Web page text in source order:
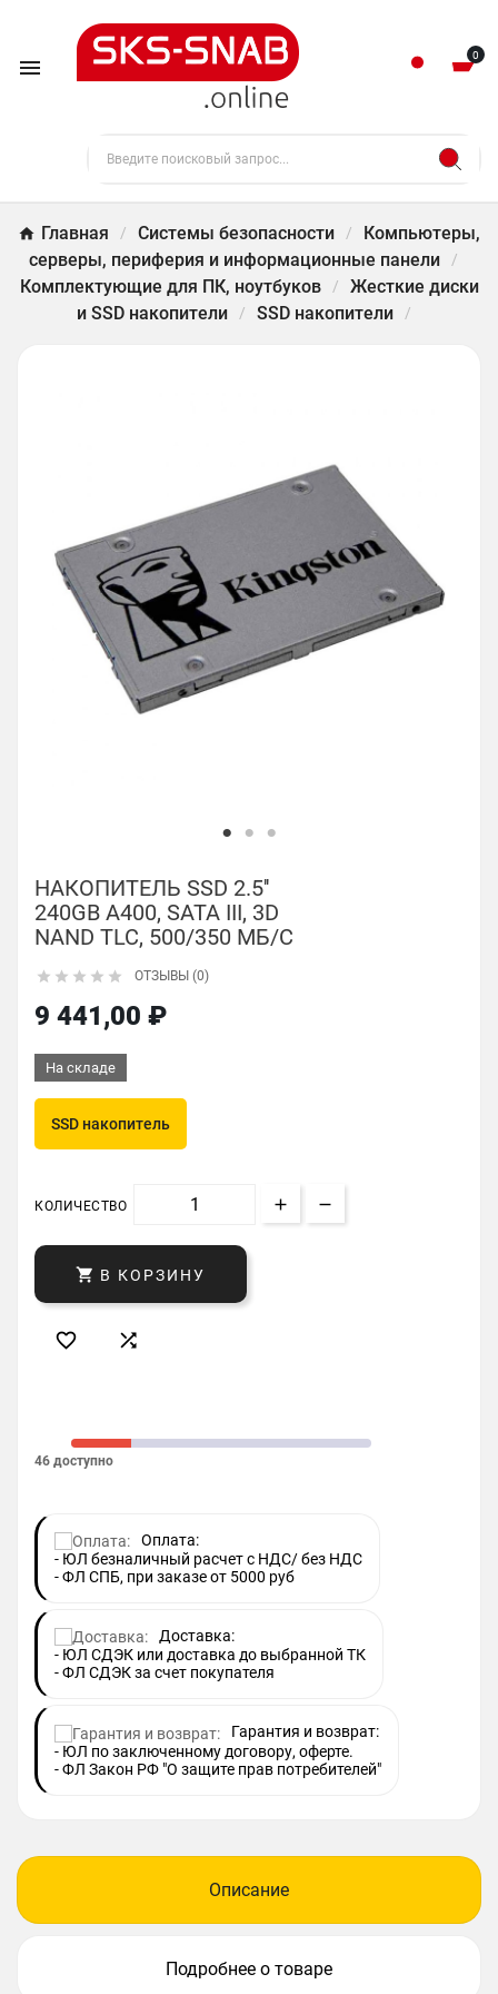
 0
Главная Системы безопасности
Компьютеры,
серверы, периферия и информационные панели
Комплектующие для ПК, ноутбуков
Жесткие диски
и SSD накопители
SSD накопители
НАКОПИТЕЛЬ SSD 2.5''
240GB A400, SATA III, 3D
NAND TLC, 500/350 МБ/С
     ОТЗЫВЫ (0)
9 441,00 ₽
На складе
SSD накопитель
КОЛИЧЕСТВО
 В КОРЗИНУ
 
46 доступно
Оплата:
- ЮЛ безналичный расчет с НДС/ без НДС
- ФЛ СПБ, при заказе от 5000 руб
Доставка:
- ЮЛ СДЭК или доставка до выбранной ТК
- ФЛ СДЭК за счет покупателя
Гарантия и возврат:
- ЮЛ по заключенному договору, оферте.
- ФЛ Закон РФ "О защите прав потребителей"
Описание
Подробнее о товаре